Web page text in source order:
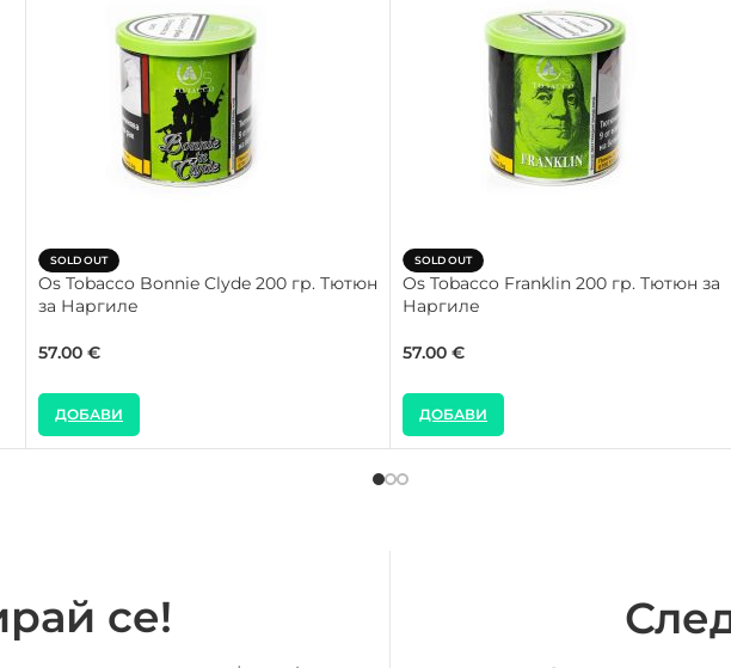
SOLD OUT
Os Tobacco Bonnie Clyde 200 гр. Тютюн
за Наргиле
57.00 €
ДОБАВИ
SOLD OUT
Os Tobacco Franklin 200 гр. Тютюн за
Наргиле
57.00 €
ДОБАВИ
се!